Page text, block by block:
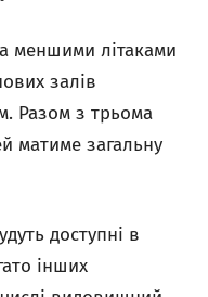
меншими літаками
залів
Разом з трьома
матиме загальну
доступні в
інших